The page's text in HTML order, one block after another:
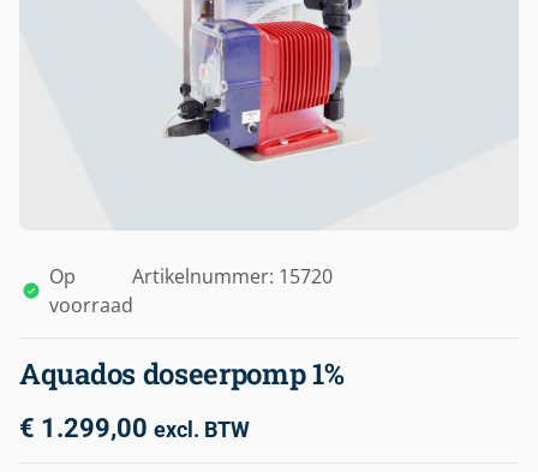
Op
voorraad
Artikelnummer: 15720
Aquados doseerpomp 1%
€ 1.299,00 excl. BTW